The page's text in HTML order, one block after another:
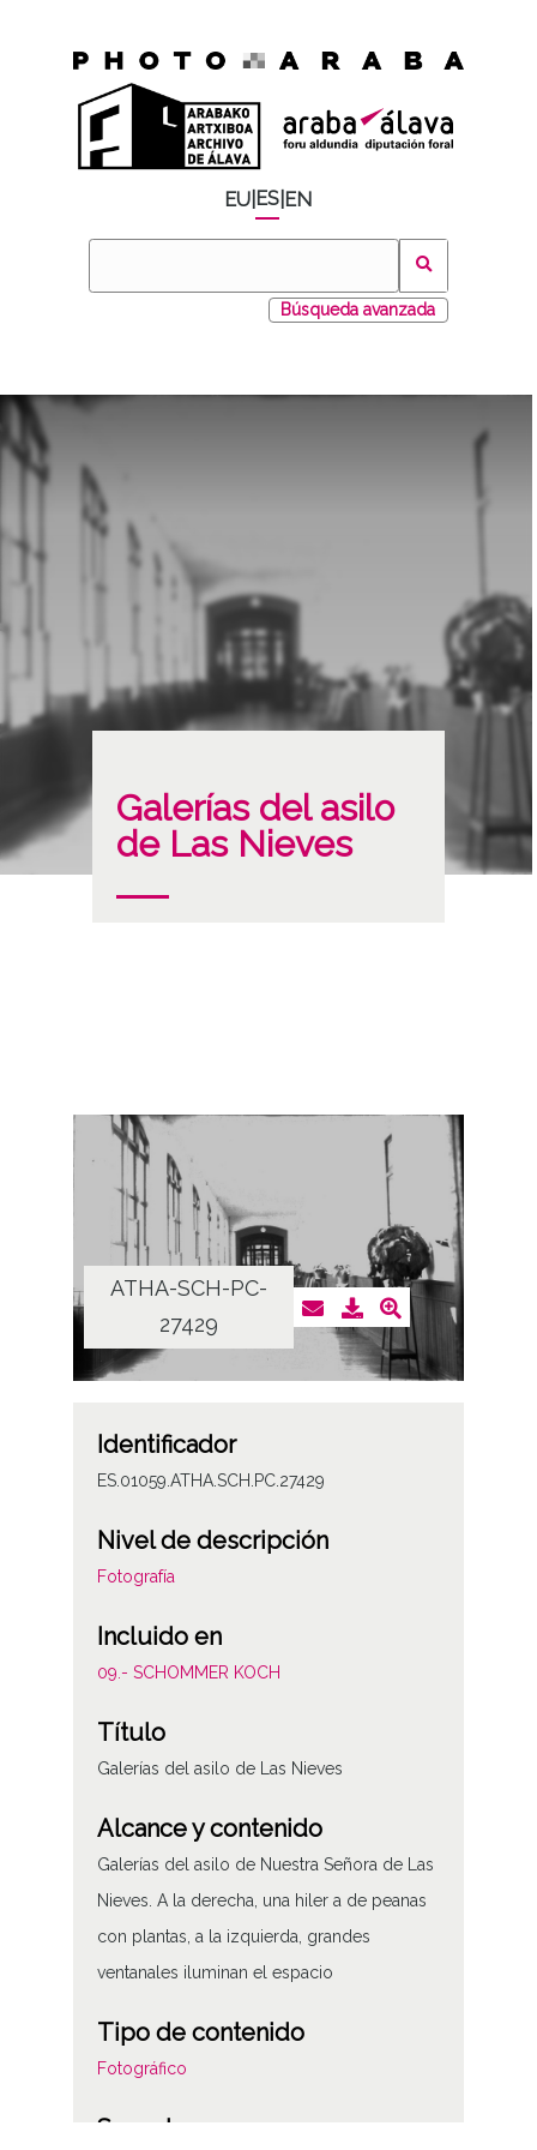
EU ES EN
Búsqueda avanzada
Galerías del asilo
de Las Nieves
ATHA-SCH-PC-
27429
Identificador
ES.01059.ATHA.SCH.PC.27429
Nivel de descripción
Fotografía
Incluido en
09.- SCHOMMER KOCH
Título
Galerías del asilo de Las Nieves
Alcance y contenido
Galerías del asilo de Nuestra Señora de Las
Nieves. A la derecha, una hiler a de peanas
con plantas, a la izquierda, grandes
ventanales iluminan el espacio
Tipo de contenido
Fotográfico
Soporte